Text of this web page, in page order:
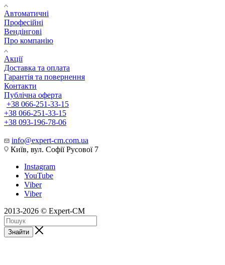
Автоматичні
Професійні
Вендінгові
Про компанію
Акції
Доставка та оплата
Гарантія та повернення
Контакти
Публічна оферта
+38 066-251-33-15
+38 066-251-33-15
+38 093-196-78-06
info@expert-cm.com.ua
Київ, вул. Софії Русової 7
Instagram
YouTube
Viber
Viber
2013-2026 © Expert-CM
Знайти